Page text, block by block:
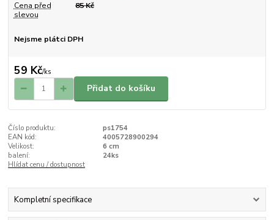
Cena před
slevou
85 Kč
Nejsme plátci DPH
59 Kč/ks
Přidat do košíku
Číslo produktu:
ps1754
EAN kód:
4005728900294
Velikost:
6 cm
balení:
24ks
Hlídat cenu / dostupnost
Kompletní specifikace